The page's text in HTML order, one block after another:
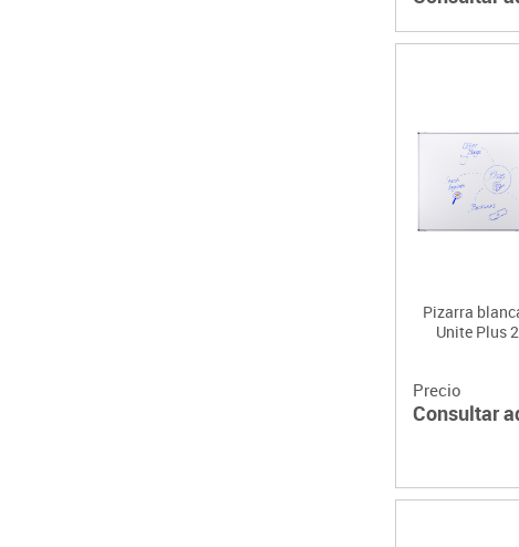
Pizarra
Unite Plus
Precio
Consultar